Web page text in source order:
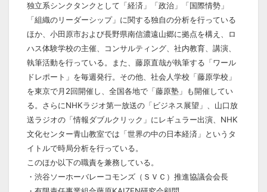
独立系シンクタンクとして「経済」「政治」「国際情勢」
「組織のリーダーシップ」に関する独自の分析を行っている
ほか、小田原市および長野県南信濃遠山郷に拠点を構え、ロ
ハス体験学校の主催、コンサルティング、社内教育、講演、
執筆活動を行っている。また、藤原直哉が執筆する「ワール
ドレポート」を毎週発行。その他、社会人学校「藤原学校」
を東京で月2回開催し、全国各地で「藤原塾」も開催してい
る。さらにNHKラジオ第一放送の「ビジネス展望」、山口放
送ラジオの「情報ダブルクリック」にレギュラー出演、NHK
文化センター青山教室では「世界の中の日本経済」というタ
イトルで時局分析を行っている。
このほか以下の職責を兼務している。
・渋谷ソーホーバレーコモンズ（ＳＶＣ）推進協議会会長